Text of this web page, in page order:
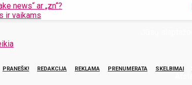
news“ ar „zn“?
ir vaikams
PRANEŠK! REDAKCIJA REKLAMA PRENUMERATA SKELBIMAI